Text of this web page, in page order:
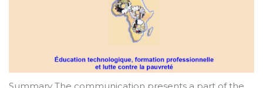
Summary The communication presents a part of the